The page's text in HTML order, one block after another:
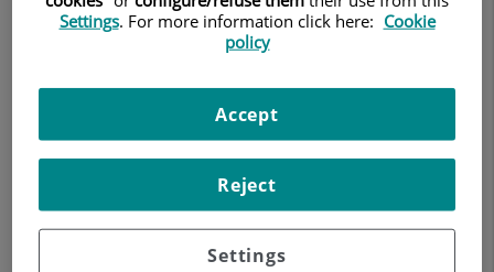
El equipo deTraumaUnit, unidad especializada en cirugía
ortopédica del Centro Médico Teknon, ha participado
activamente en el
8º Curso de Artroscopia Básica de
Muñeca, organizado por laUnidad de Mano del Hospital
. Este encuentro, desarrollado en las
Settings. For more information click here: Cookie
policy
Settings
Reject
Accept